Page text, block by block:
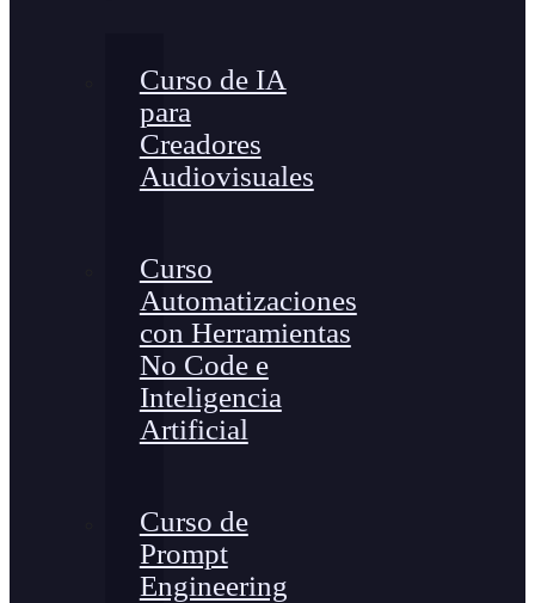
Curso de IA
para
Creadores
Audiovisuales
Curso
Automatizaciones
con Herramientas
No Code e
Inteligencia
Artificial
Curso de
Prompt
Engineering